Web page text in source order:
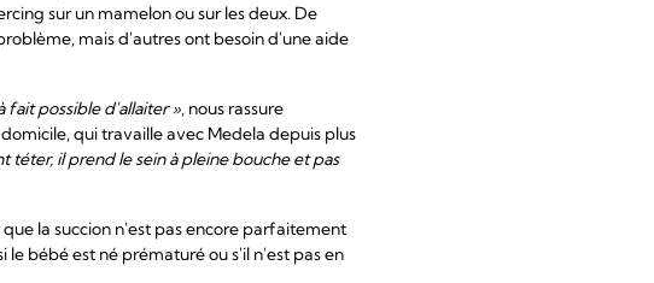
sur un mamelon ou sur les deux. De
mais d'autres ont besoin d'une aide
fait possible d'allaiter », nous rassure
qui travaille avec Medela depuis plus
il prend le sein à pleine bouche et pas
la succion n'est pas encore parfaitement
bébé est né prématuré ou s'il n'est pas en